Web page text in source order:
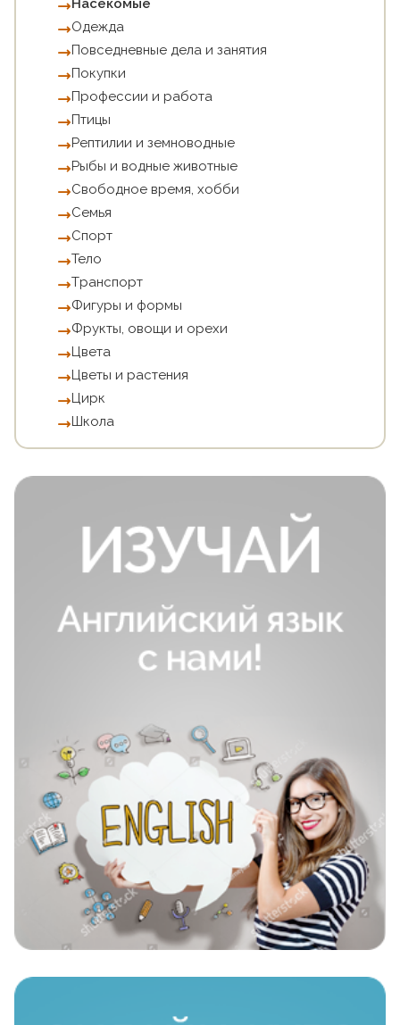
Насекомые
Одежда
Повседневные дела и занятия
Покупки
Профессии и работа
Птицы
Рептилии и земноводные
Рыбы и водные животные
Свободное время, хобби
Семья
Спорт
Тело
Tранспорт
Фигуры и формы
Фрукты, овощи и орехи
Цвета
Цветы и растения
Цирк
Школа